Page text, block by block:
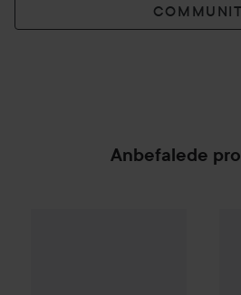
Anbefalede